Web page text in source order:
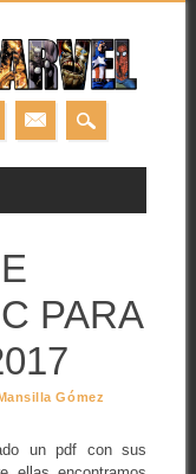
PARA
Gómez
un pdf con sus